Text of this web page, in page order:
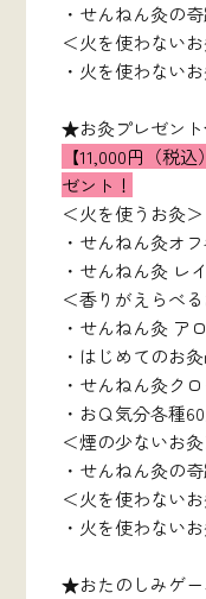
・せんねん灸の
＜火を使わない
・火を使わない
★お灸プレゼン
【11,000円（税
ゼント！
＜火を使うお灸＞
・せんねん灸オ
・せんねん灸 レ
＜香りがえらべ
・せんねん灸 ア
・はじめてのお
・せんねん灸ク
・おＱ気分各種
＜煙の少ないお
・せんねん灸の
＜火を使わない
・火を使わない
★おたのしみゲー